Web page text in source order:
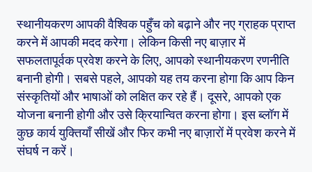
स्थानीयकरण आपकी वैश्विक पहुँच को बढ़ाने और नए ग्राहक प्राप्त
करने में आपकी मदद करेगा। लेकिन किसी नए बाज़ार में
सफलतापूर्वक प्रवेश करने के लिए, आपको स्थानीयकरण रणनीति
बनानी होगी। सबसे पहले, आपको यह तय करना होगा कि आप किन
संस्कृतियों और भाषाओं को लक्षित कर रहे हैं। दूसरे, आपको एक
योजना बनानी होगी और उसे क्रियान्वित करना होगा। इस ब्लॉग में
कुछ कार्य युक्तियाँ सीखें और फिर कभी नए बाज़ारों में प्रवेश करने में
संघर्ष न करें।